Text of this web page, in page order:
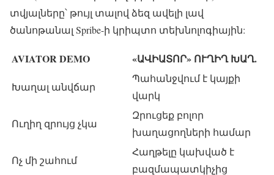
տվյալները՝ թույլ տալով ձեզ ավելի լավ
ծանոթանալ Spribe-ի կրիպտո տեխնոլոգիային:
AVIATOR DEMO «ԱՎԻԱՏՈՐ» ՈՒՂԻՂ ԽԱՂ.
Խաղալ անվճար
Պահանջվում է կայքի
վարկ
Ուղիղ զրույց չկա
Զրուցեք բոլոր
խաղացողների համար
Ոչ մի շահում
Հաղթելը կախված է
բազմապատկիչից